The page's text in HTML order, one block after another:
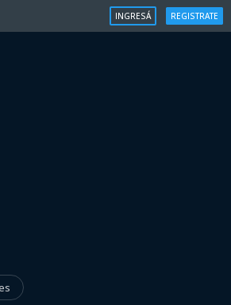
INGRESÁ REGISTRATE
Báez (8/8/23)